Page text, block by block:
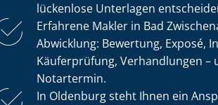
lückenlose Unterlagen
Erfahrene Makler in Bad
Abwicklung: Bewertung, Exposé,
Käuferprüfung, Verhandlungen –
Notartermin.
In Oldenburg steht Ihnen ein